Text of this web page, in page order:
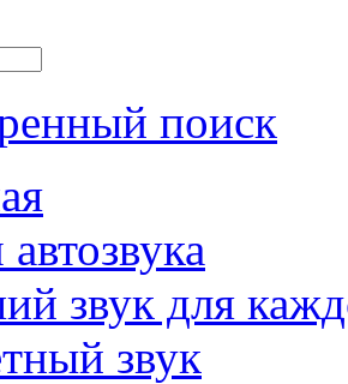
поиск
звук для
звук